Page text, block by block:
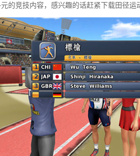
的竞技内容，感兴趣的话赶紧下载田径运